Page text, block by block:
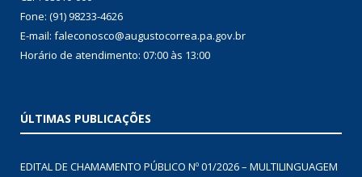
Fone: (91) 98233-4626
E-mail: faleconosco@augustocorrea.pa.gov.br
Horário de atendimento: 07:00 às 13:00
ÚLTIMAS PUBLICAÇÕES
EDITAL DE CHAMAMENTO PÚBLICO Nº 01/2026 – MULTILINGUAGEM